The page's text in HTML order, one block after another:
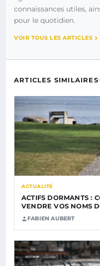
connaissances utiles,
pour le quotidien.
VOIR TOUS LES ARTICLES
ARTICLES SIMILAIRES
ACTUALITÉ
ACTIFS DORMANTS :
VENDRE VOS NOMS
FABIEN AUBERT